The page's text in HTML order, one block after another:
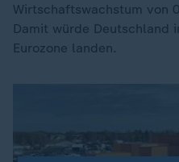
Wirtschaftswachstum von
Damit würde Deutschland
Eurozone landen.